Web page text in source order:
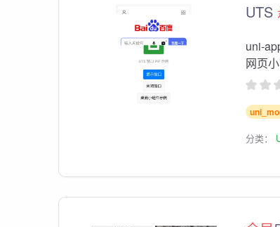
UTS
uni-
网页小
分类：